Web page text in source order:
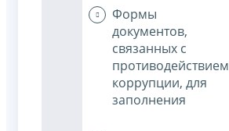
Формы
документов,
связанных с
противодействием
коррупции, для
заполнения